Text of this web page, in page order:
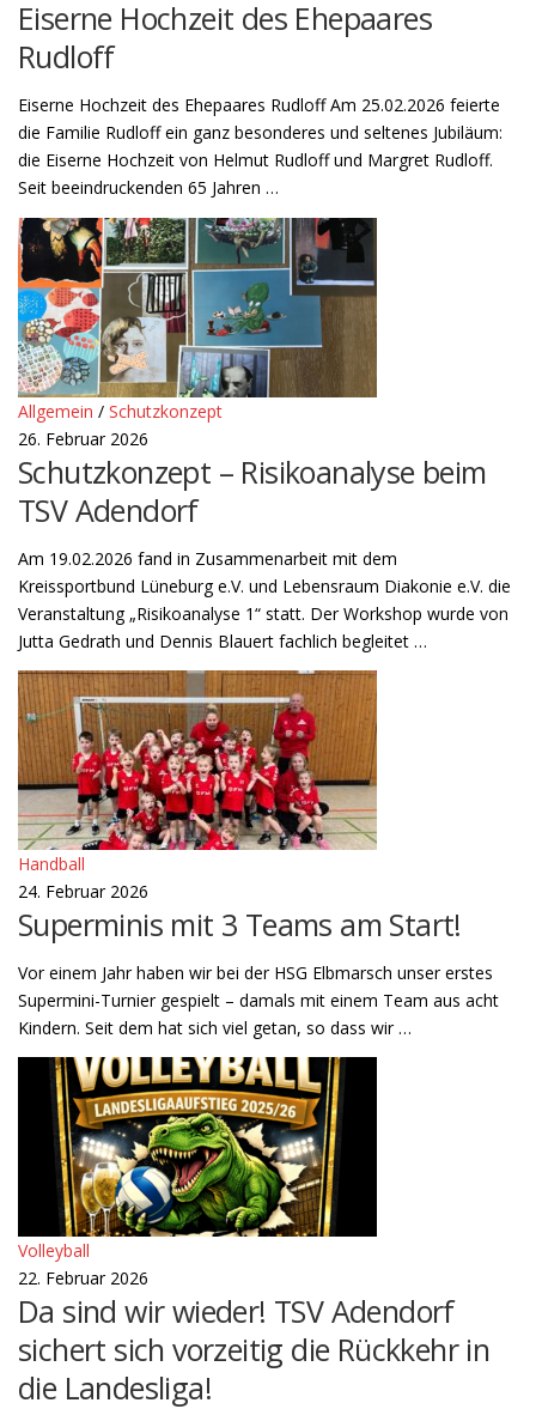
Eiserne Hochzeit des Ehepaares
Rudloff
Eiserne Hochzeit des Ehepaares Rudloff Am 25.02.2026 feierte
die Familie Rudloff ein ganz besonderes und seltenes Jubiläum:
die Eiserne Hochzeit von Helmut Rudloff und Margret Rudloff.
Seit beeindruckenden 65 Jahren …
Allgemein / Schutzkonzept
26. Februar 2026
Schutzkonzept – Risikoanalyse beim
TSV Adendorf
Am 19.02.2026 fand in Zusammenarbeit mit dem
Kreissportbund Lüneburg e.V. und Lebensraum Diakonie e.V. die
Veranstaltung „Risikoanalyse 1“ statt. Der Workshop wurde von
Jutta Gedrath und Dennis Blauert fachlich begleitet …
Handball
24. Februar 2026
Superminis mit 3 Teams am Start!
Vor einem Jahr haben wir bei der HSG Elbmarsch unser erstes
Supermini-Turnier gespielt – damals mit einem Team aus acht
Kindern. Seit dem hat sich viel getan, so dass wir …
Volleyball
22. Februar 2026
Da sind wir wieder! TSV Adendorf
sichert sich vorzeitig die Rückkehr in
die Landesliga!